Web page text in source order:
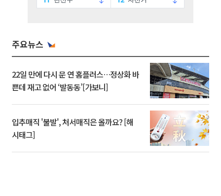
주요뉴스
22일 만에 다시 문 연 홈플러스…정상화 바
쁜데 재고 없어 ‘발동동’[가보니]
입추매직 '불발', 처서매직은 올까요? [해
시태그]